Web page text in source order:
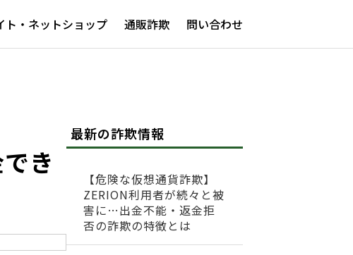
ト・ネットショップ 通販詐欺 問い合わせ
き
最新の詐欺情報
【危険な仮想通貨詐欺】
ZERION利用者が続々と被
害に…出金不能・返金拒
否の詐欺の特徴とは